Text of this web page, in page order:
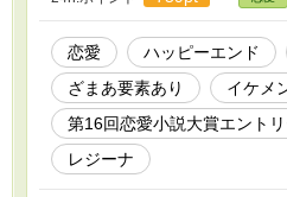
反応は、残酷な
運命の歯車は確
く。
恋愛 ハッピーエンド
ざまあ要素あり
イケメ
第16回恋愛小説大賞エント
レジーナ